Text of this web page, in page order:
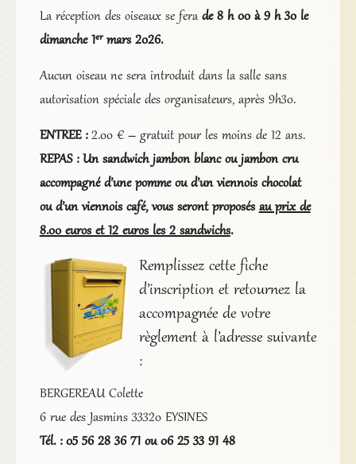
La réception des oiseaux se fera de 8 h 00 à 9 h 30 le
dimanche 1ermars 2026.
Aucun oiseau ne sera introduit dans la salle sans
autorisation spéciale des organisateurs, après 9h30.
ENTREE :2.00 € – gratuit pour les moins de 12 ans.
REPAS : Unsandwich jambon blanc ou jambon cru
accompagné d’une pomme ou d’un viennois chocolat
ou d’un viennois café, vous seront proposésau prix de
8.00 euros et 12 euros les 2 sandwichs.
Remplissez cette fiche
d’inscription et retournez la
accompagnée de votre
règlement à l’adresse suivante
:
BERGEREAU Colette
6 rue des Jasmins 33320 EYSINES
Tél. : 05 56 28 36 71 ou 06 25 33 91 48